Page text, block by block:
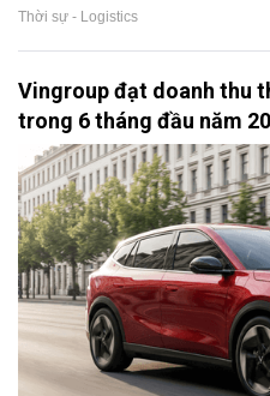
Thời sự - Logistics
Vingroup đạt doanh thu
trong 6 tháng đầu năm